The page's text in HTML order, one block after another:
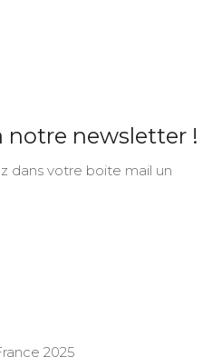
notre newsletter !
dans votre boite mail un
2025